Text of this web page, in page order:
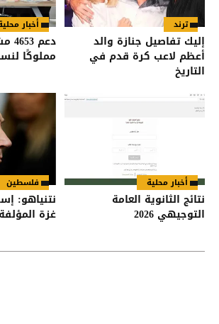
ترند
إليك تفاصيل جنازة والد
أعظم لاعب كرة قدم في
التاريخ
أخبار
مملوكًا لنساء
أخبار محلية
نتائج الثانوية العامة
التوجيهي 2026
فلسطين
نتنياهو:
غزة المؤلفة من